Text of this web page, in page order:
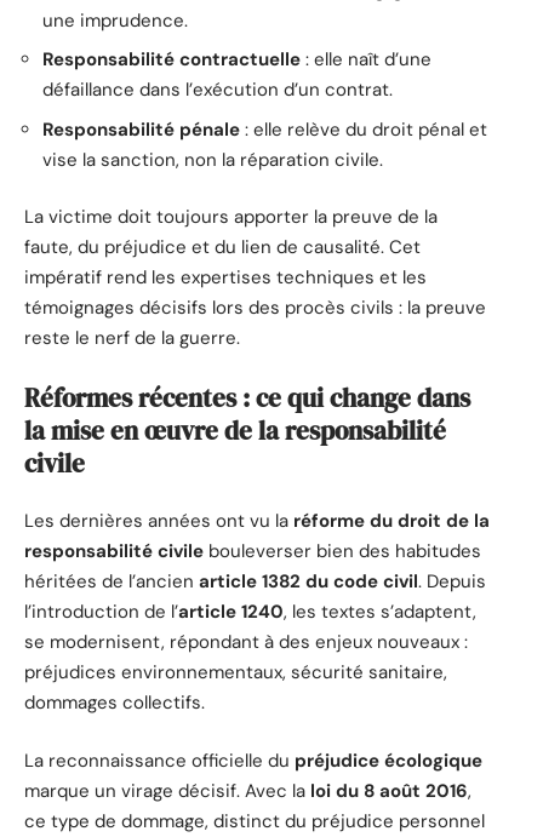
une imprudence.
Responsabilité contractuelle : elle naît d’une
défaillance dans l’exécution d’un contrat.
Responsabilité pénale : elle relève du droit pénal et
vise la sanction, non la réparation civile.
La victime doit toujours apporter la preuve de la
faute, du préjudice et du lien de causalité. Cet
impératif rend les expertises techniques et les
témoignages décisifs lors des procès civils : la preuve
reste le nerf de la guerre.
Réformes récentes : ce qui change dans
la mise en œuvre de la responsabilité
civile
Les dernières années ont vu la réforme du droit de la
responsabilité civile bouleverser bien des habitudes
héritées de l’ancien article 1382 du code civil. Depuis
l’introduction de l’article 1240, les textes s’adaptent,
se modernisent, répondant à des enjeux nouveaux :
préjudices environnementaux, sécurité sanitaire,
dommages collectifs.
La reconnaissance officielle du préjudice écologique
marque un virage décisif. Avec la loi du 8 août 2016,
ce type de dommage, distinct du préjudice personnel